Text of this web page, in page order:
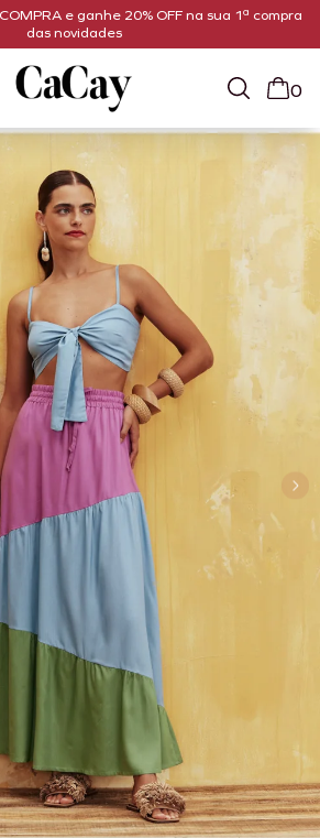
e ganhe 20% OFF na sua 1ª compra
das novidades
0